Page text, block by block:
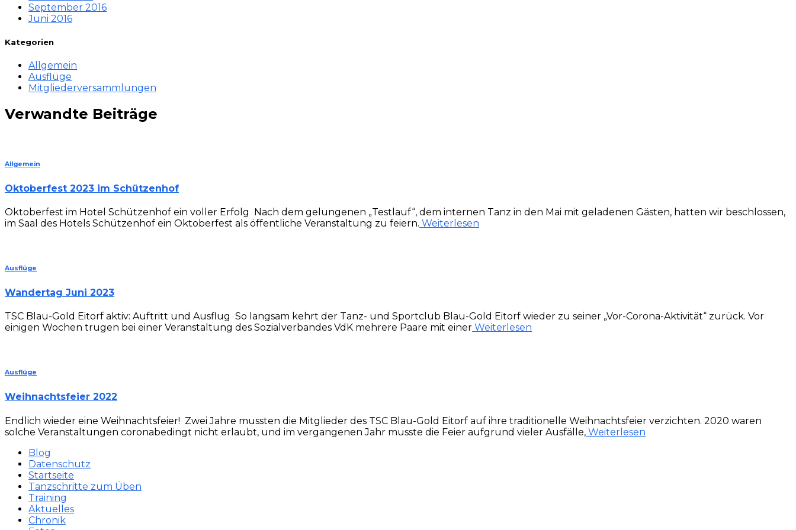
September 2016
Juni 2016
Kategorien
Allgemein
Ausflüge
Mitgliederversammlungen
Verwandte Beiträge
Allgemein
Oktoberfest 2023 im Schützenhof
Oktoberfest im Hotel Schützenhof ein voller Erfolg Nach dem gelungenen „Testlauf“, dem internen Tanz in den Mai mit geladenen Gästen, hatten wir beschlossen,
im Saal des Hotels Schützenhof ein Oktoberfest als öffentliche Veranstaltung zu feiern. Weiterlesen
Ausflüge
Wandertag Juni 2023
TSC Blau-Gold Eitorf aktiv: Auftritt und Ausflug So langsam kehrt der Tanz- und Sportclub Blau-Gold Eitorf wieder zu seiner „Vor-Corona-Aktivität“ zurück. Vor
einigen Wochen trugen bei einer Veranstaltung des Sozialverbandes VdK mehrere Paare mit einer Weiterlesen
Ausflüge
Weihnachtsfeier 2022
Endlich wieder eine Weihnachtsfeier! Zwei Jahre mussten die Mitglieder des TSC Blau-Gold Eitorf auf ihre traditionelle Weihnachtsfeier verzichten. 2020 waren
solche Veranstaltungen coronabedingt nicht erlaubt, und im vergangenen Jahr musste die Feier aufgrund vieler Ausfälle, Weiterlesen
Blog
Datenschutz
Startseite
Tanzschritte zum Üben
Training
Aktuelles
Chronik